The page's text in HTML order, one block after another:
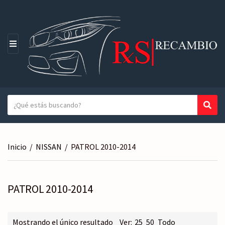
M
o
b
r
e
e
x
o
a
u
Inicio / NISSAN / PATROL 2010-2014
PATROL 2010-2014
Mostrando el único resultado Ver: 25 50 Todo